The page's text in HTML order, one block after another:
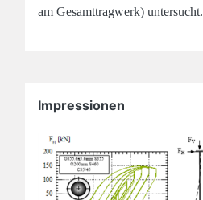
am Gesamttragwerk) untersucht.
Impressionen